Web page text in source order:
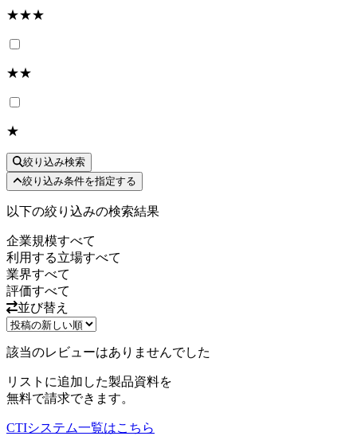
★★★
★★
★
絞り込み検索
絞り込み条件を指定する
以下の絞り込みの検索結果
企業規模すべて
利用する立場すべて
業界すべて
評価すべて
並び替え
該当のレビューはありませんでした
リストに追加した製品資料を
無料で請求できます。
CTIシステム一覧はこちら